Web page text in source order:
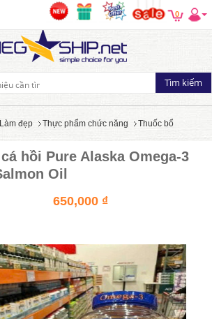
0
đẹp Thực phẩm chức năng Thuốc bổ
hồi Pure Alaska Omega-3
Oil
650,000 ₫